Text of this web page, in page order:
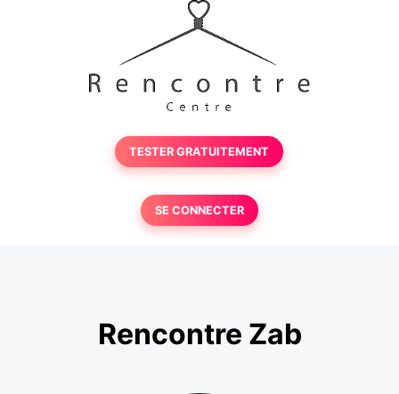
TESTER GRATUITEMENT
SE CONNECTER
Rencontre Zab